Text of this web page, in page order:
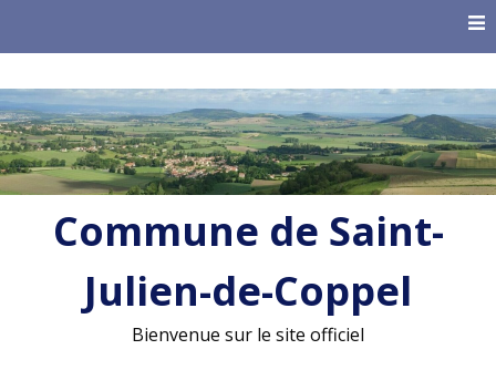
Commune de Saint-
Julien-de-Coppel
Bienvenue sur le site officiel